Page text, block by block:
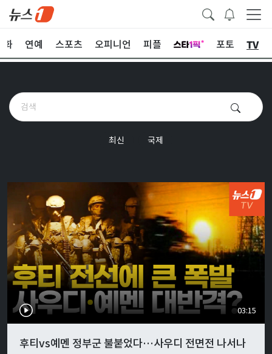
화 연예 스포츠 오피니언 피플 포토 TV
최신 국제
03:15
후티vs예멘 정부군 불붙었다…사우디 전면전 나서나